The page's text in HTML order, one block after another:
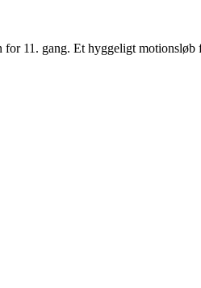
for 11. gang. Et hyggeligt